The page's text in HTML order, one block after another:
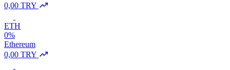
0,00 TRY
ETH
0%
Ethereum
0,00 TRY